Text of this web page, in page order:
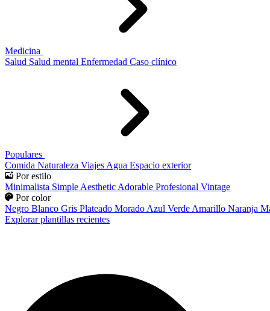
Medicina
Salud Salud mental Enfermedad Caso clínico
Populares
Comida Naturaleza Viajes Agua Espacio exterior
Por estilo
Minimalista Simple Aesthetic Adorable Profesional Vintage
Por color
Negro Blanco Gris Plateado Morado Azul Verde Amarillo Naranja
Explorar plantillas recientes